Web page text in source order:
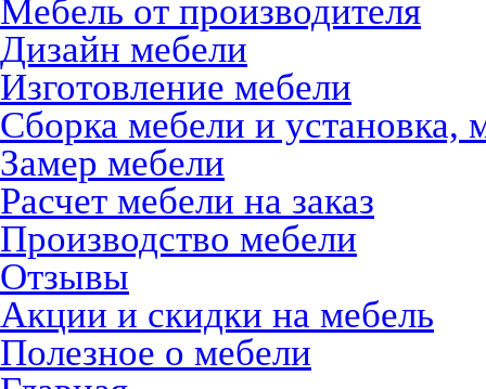
Мебель от производителя
Дизайн мебели
Изготовление мебели
Сборка мебели и установка,
Замер мебели
Расчет мебели на заказ
Производство мебели
Отзывы
Акции и скидки на мебель
Полезное о мебели